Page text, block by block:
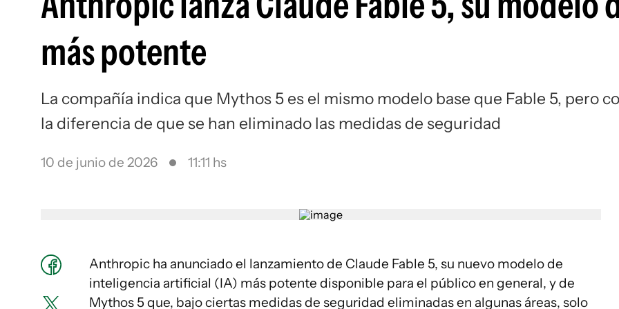
más potente
La compañía indica que Mythos 5 es el mismo modelo base que Fable 5, pero
la diferencia de que se han eliminado las medidas de seguridad
10 de junio de 2026 11:11 hs
Anthropic ha anunciado el lanzamiento de Claude Fable 5, su nuevo modelo de
inteligencia artificial (IA) más potente disponible para el público en general, y de
Mythos 5 que, bajo ciertas medidas de seguridad eliminadas en algunas áreas, solo